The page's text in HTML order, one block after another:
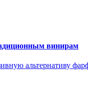
винирам
альтернативу